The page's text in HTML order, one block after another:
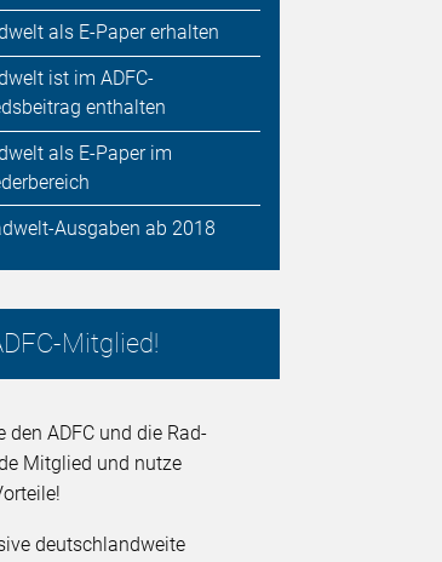
als E-Paper erhalten
ist im ADFC-
enthalten
als E-Paper im
Ausgaben ab 2018
Mitglied!
den ADFC und die Rad-
Mitglied und nutze
deutschlandweite